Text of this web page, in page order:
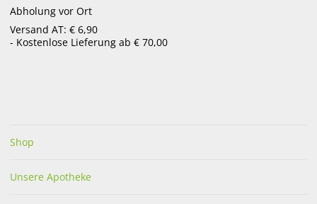
Hilfe Ausstattung
Abholung vor Ort
Versand AT: € 6,90
- Kostenlose Lieferung ab € 70,00
Shop
Unsere Apotheke